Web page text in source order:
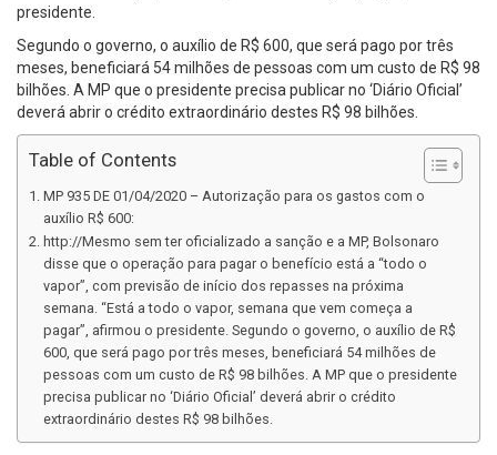
presidente.
Segundo o governo, o auxílio de R$ 600, que será pago por três
meses, beneficiará 54 milhões de pessoas com um custo de R$ 98
bilhões. A MP que o presidente precisa publicar no ‘Diário Oficial’
deverá abrir o crédito extraordinário destes R$ 98 bilhões.
Table of Contents
MP 935 DE 01/04/2020 – Autorização para os gastos com o
auxílio R$ 600:
http://Mesmo sem ter oficializado a sanção e a MP, Bolsonaro
disse que o operação para pagar o benefício está a “todo o
vapor”, com previsão de início dos repasses na próxima
semana. “Está a todo o vapor, semana que vem começa a
pagar”, afirmou o presidente. Segundo o governo, o auxílio de R$
600, que será pago por três meses, beneficiará 54 milhões de
pessoas com um custo de R$ 98 bilhões. A MP que o presidente
precisa publicar no ‘Diário Oficial’ deverá abrir o crédito
extraordinário destes R$ 98 bilhões.